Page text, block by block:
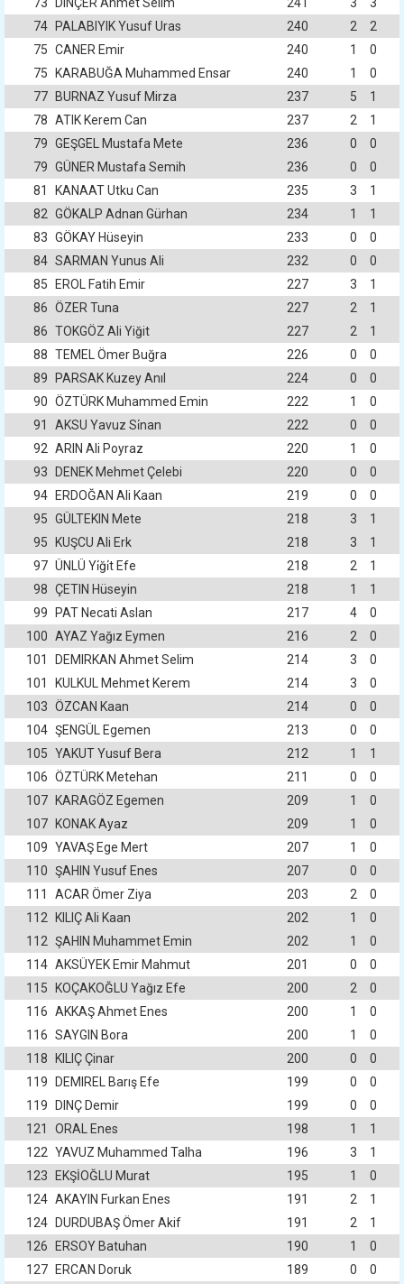
74
PALABIYIK Yusuf Uras 240 2
2
75 CANER Emir 240 1
0
75
KARABUĞA Muhammed Ensar 240 1
0
77
BURNAZ Yusuf Mirza 237 5
1
78 ATIK Kerem Can 237 2
1
79 GEŞGEL Mustafa Mete 236 0
0
79 GÜNER Mustafa Semih 236 0
0
81
KANAAT Utku Can 235 3
1
82 GÖKALP Adnan Gürhan 234 1
1
83 GÖKAY Hüseyin 233 0
0
84 SARMAN Yunus Ali 232 0
0
85
EROL Fatih Emir 227 3
1
86 ÖZER Tuna 227 2
1
86 TOKGÖZ Ali Yiğit 227 2
1
88 TEMEL Ömer Buğra 226 0
0
89
PARSAK Kuzey Anıl 224 0
0
90 ÖZTÜRK Muhammed Emin 222 1
0
91
AKSU Yavuz Si̇nan 222 0
0
92 ARIN Ali Poyraz 220 1
0
93
DENEK Mehmet Çelebi 220 0
0
94
ERDOĞAN Ali Kaan 219 0
0
95 GÜLTEKIN Mete 218 3
1
95
KUŞCU Ali Erk 218 3
1
97 ÜNLÜ Yi̇ği̇t Efe 218 2
1
98 ÇETIN Hüseyin 218 1
1
99
PAT Necati Aslan 217 4
0
100 AYAZ Yağız Eymen 216 2
0
101
DEMIRKAN Ahmet Selim 214 3
0
101
KULKUL Mehmet Kerem 214 3
0
103 ÖZCAN Kaan 214 0
0
104 ŞENGÜL Egemen 213 0
0
105 YAKUT Yusuf Bera 212 1
1
106 ÖZTÜRK Metehan 211 0
0
107
KARAGÖZ Egemen 209 1
0
107
KONAK Ayaz 209 1
0
109 YAVAŞ Ege Mert 207 1
0
110 ŞAHIN Yusuf Enes 207 0
0
111
ACAR Ömer Ziya 203 2
0
112
KILIÇ Ali Kaan 202 1
0
112 ŞAHIN Muhammet Emin 202 1
0
114 AKSÜYEK Emir Mahmut 201 0
0
115
KOÇAKOĞLU Yağız Efe 200 2
0
116 AKKAŞ Ahmet Enes 200 1
0
116 SAYGIN Bora 200 1
0
118
KILIÇ Çinar 200 0
0
119
DEMIREL Barış Efe 199 0
0
119
DINÇ Demir 199 0
0
121
ORAL Enes 198 1
1
122 YAVUZ Muhammed Talha 196 3
1
123
EKŞİOĞLU Murat 195 1
0
124 AKAYIN Furkan Enes 191 2
1
124
DURDUBAŞ Ömer Akif 191 2
1
126
ERSOY Batuhan 190 1
0
127
ERCAN Doruk 189 0
0